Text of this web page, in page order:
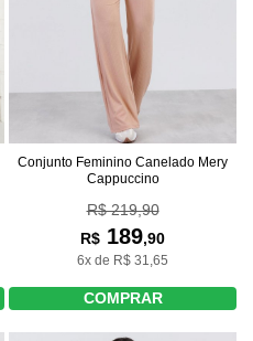
Conjunto Feminino Canelado Mery
Cappuccino
R$ 219,90
R$ 189,90
6x de R$ 31,65
COMPRAR